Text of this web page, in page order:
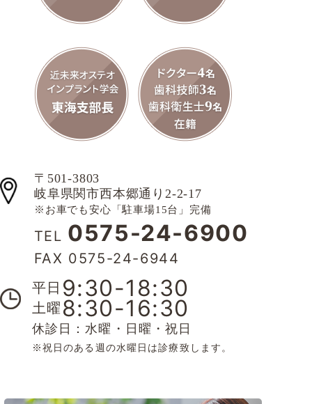
〒501-3803
岐阜県関市西本郷通り2-2-17
※お車でも安心「駐車場15台」完備
TEL 0575-24-6900
FAX 0575-24-6944
平日 9:30-18:30
土曜 8:30-16:30
休診日：水曜・日曜・祝日
※祝日のある週の水曜日は診療致します。